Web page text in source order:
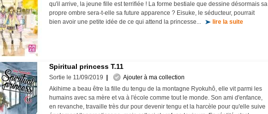
qu'il arrive, la jeune fille est terrifiée ! La forme bestiale que dessine désormais sa
propre ombre sera-t-elle sa future apparence ? Eisuke, le séducteur, pourrait
bien avoir une petite idée de ce qui attend la princesse...
lire la suite
Spiritual princess T.11
Sortie le 11/09/2019
Ajouter à ma collection
Akihime a beau être la fille du tengu de la montagne Ryokuhô, elle vit parmi les
humains avec sa mère et va à l'école comme tout le monde. Son ami d'enfance,
en revanche, travaille très dur pour devenir tengu et la harcèle pour qu'elle suive